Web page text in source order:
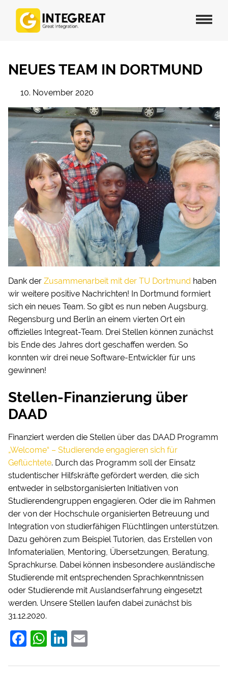
NEUES TEAM IN DORTMUND
10. November 2020
Dank der Zusammenarbeit mit der TU Dortmund haben
wir weitere positive Nachrichten! In Dortmund formiert
sich ein neues Team. So gibt es nun neben Augsburg,
Regensburg und Berlin an einem vierten Ort ein
offizielles Integreat-Team. Drei Stellen können zunächst
bis Ende des Jahres dort geschaffen werden. So
konnten wir drei neue Software-Entwickler für uns
gewinnen!
Stellen-Finanzierung über
DAAD
Finanziert werden die Stellen über das DAAD Programm
„Welcome“ – Studierende engagieren sich für
Geflüchtete. Durch das Programm soll der Einsatz
studentischer Hilfskräfte gefördert werden, die sich
entweder in selbstorganisierten Initiativen von
Studierendengruppen engagieren. Oder die im Rahmen
der von der Hochschule organisierten Betreuung und
Integration von studierfähigen Flüchtlingen unterstützen.
Dazu gehören zum Beispiel Tutorien, das Erstellen von
Infomaterialien, Mentoring, Übersetzungen, Beratung,
Sprachkurse. Dabei können insbesondere ausländische
Studierende mit entsprechenden Sprachkenntnissen
oder Studierende mit Auslandserfahrung eingesetzt
werden. Unsere Stellen laufen dabei zunächst bis
31.12.2020.
F
c
W
at
Li
k
ai